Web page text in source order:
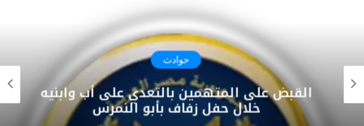
حوادث
القبض على المتهمين بالتعدي على أب وابنيه
خلال حفل زفاف بأبو النمرس